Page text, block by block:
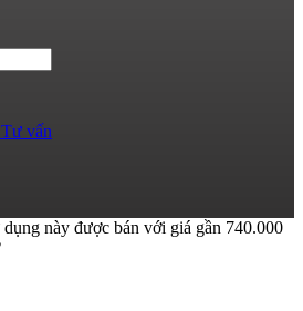
Tư vấn